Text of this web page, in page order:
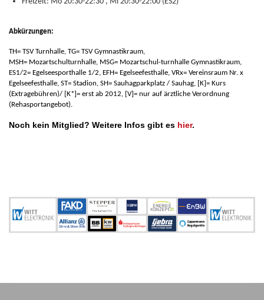
Abkürzungen:
TH= TSV Turnhalle, TG= TSV Gymnastikraum,
MSH= Mozartschulturnhalle, MSG= Mozartschul-turnhalle Gymnastikraum,
ES1/2= Egelseesporthalle 1/2, EFH= Egelseefesthalle, VRx= Vereinsraum Nr. x
Egelseefesthalle, ST= Stadion, SH= Sauhagparkplatz / Sauhag, [K]= Kurs
(Extragebühren)/ [K*]= erst ab 2012, [V]= nur auf ärztliche Verordnung
(Rehasportangebot).
Noch kein Mitglied? Weitere Infos gibt es hier.